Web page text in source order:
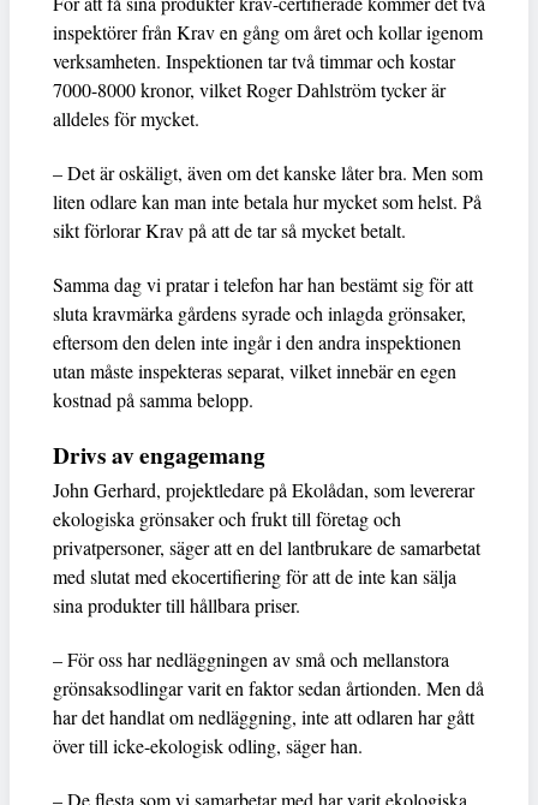
inspektörer från Krav en gång om året och kollar igenom
verksamheten. Inspektionen tar två timmar och kostar
7000-8000 kronor, vilket Roger Dahlström tycker är
alldeles för mycket.
– Det är oskäligt, även om det kanske låter bra. Men som
liten odlare kan man inte betala hur mycket som helst. På
sikt förlorar Krav på att de tar så mycket betalt.
Samma dag vi pratar i telefon har han bestämt sig för att
sluta kravmärka gårdens syrade och inlagda grönsaker,
eftersom den delen inte ingår i den andra inspektionen
utan måste inspekteras separat, vilket innebär en egen
kostnad på samma belopp.
Drivs av engagemang
John Gerhard, projektledare på Ekolådan, som levererar
ekologiska grönsaker och frukt till företag och
privatpersoner, säger att en del lantbrukare de samarbetat
med slutat med ekocertifiering för att de inte kan sälja
sina produkter till hållbara priser.
– För oss har nedläggningen av små och mellanstora
grönsaksodlingar varit en faktor sedan årtionden. Men då
har det handlat om nedläggning, inte att odlaren har gått
över till icke-ekologisk odling, säger han.
– De flesta som vi samarbetar med har varit ekologiska